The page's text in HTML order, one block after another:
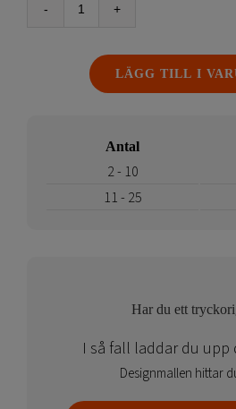
Billig
Rollup
200
LÄGG TILL I
Antal
2 - 10
11 - 25
Har du ett
I så fall laddar du upp
Designmallen hittar